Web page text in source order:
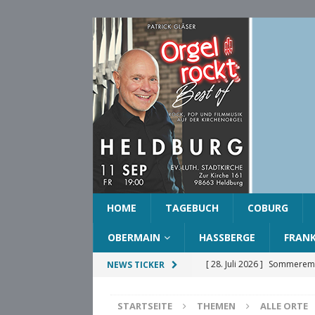
HOME TAGEBUCH COBURG
OBERMAIN HASSBERGE
NEWS TICKER [ 28. Juli 2026 ]
[ 28. Juli 2026 ] Ehrenring
STARTSEITE THEMEN ALLE ORTE